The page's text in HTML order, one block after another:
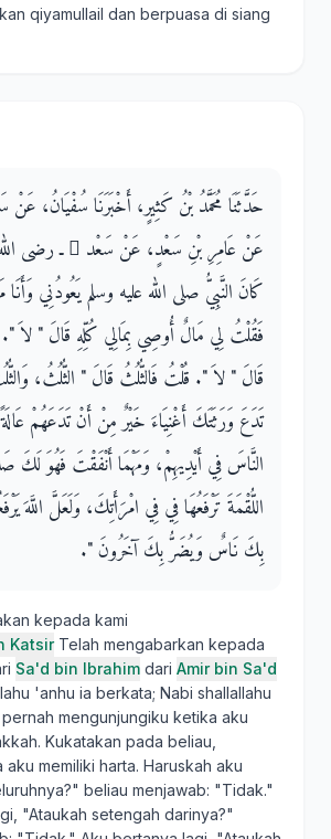
qiyamullail dan berpuasa di siang
حَدَّثَنَا مُحَمَّدُ بْنُ كَثِيرٍ، أَخْبَرَنَا سُفْيَانُ، عَنْ
عَنْ عَامِرِ بْنِ سَعْدٍ، عَنْ سَعْد ٍ ـ رضى
كَانَ النَّبِيُّ صلى الله عليه وسلم يَعُودُنِي
فَقُلْتُ لِي مَالٌ أُوصِي بِمَالِي كُلِّهِ قَالَ ‏"‏ لاَ
قَالَ ‏"‏ لاَ ‏"‏‏.‏ قُلْتُ فَالثُّلُثُ قَالَ ‏"‏ الثُّلُثُ،
تَدَعَ وَرَثَتَكَ أَغْنِيَاءَ خَيْرٌ مِنْ أَنْ تَدَعَهُمْ
النَّاسَ فِي أَيْدِيهِمْ، وَمَهْمَا أَنْفَقْتَ فَهُوَ لَكَ
اللُّقْمَةَ تَرْفَعُهَا فِي فِي امْرَأَتِكَ، وَلَعَلَّ اللَّهَ
بِكَ نَاسٌ وَيُضَرُّ بِكَ آخَرُونَ ‏"‏‏.‏
kepada kami
KatsirTelah mengabarkan kepada
Sa'd bin Ibrahim dari Amir bin Sa'd
'anhu ia berkata; Nabi shallallahu
mengunjungiku ketika aku
Kukatakan pada beliau,
memiliki harta. Haruskah aku
beliau menjawab: "Tidak."
"Ataukah setengah darinya?"